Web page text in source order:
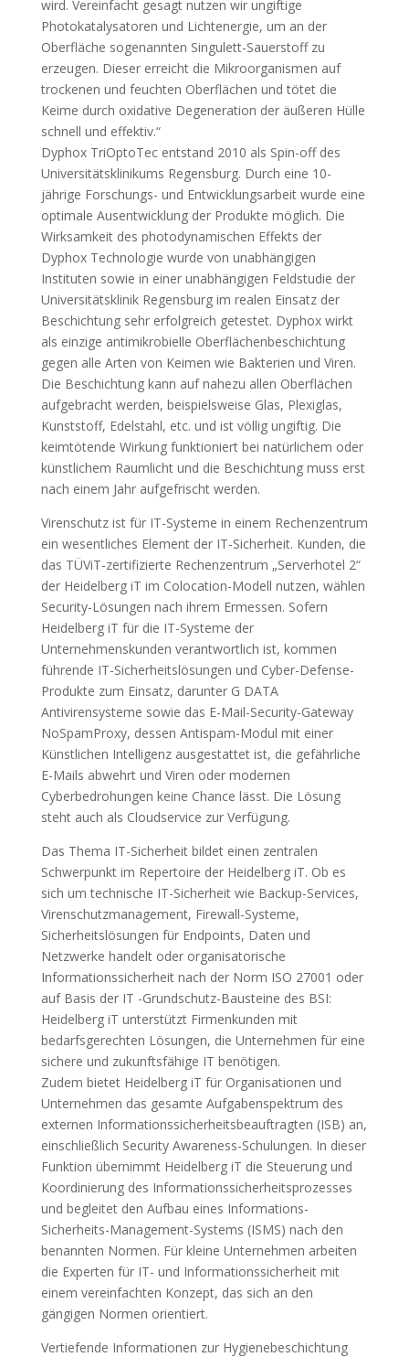
wird. Vereinfacht gesagt nutzen wir ungiftige
Photokatalysatoren und Lichtenergie, um an der
Oberfläche sogenannten Singulett-Sauerstoff zu
erzeugen. Dieser erreicht die Mikroorganismen auf
trockenen und feuchten Oberflächen und tötet die
Keime durch oxidative Degeneration der äußeren Hülle
schnell und effektiv.“
Dyphox TriOptoTec entstand 2010 als Spin-off des
Universitätsklinikums Regensburg. Durch eine 10-
jährige Forschungs- und Entwicklungsarbeit wurde eine
optimale Ausentwicklung der Produkte möglich. Die
Wirksamkeit des photodynamischen Effekts der
Dyphox Technologie wurde von unabhängigen
Instituten sowie in einer unabhängigen Feldstudie der
Universitätsklinik Regensburg im realen Einsatz der
Beschichtung sehr erfolgreich getestet. Dyphox wirkt
als einzige antimikrobielle Oberflächenbeschichtung
gegen alle Arten von Keimen wie Bakterien und Viren.
Die Beschichtung kann auf nahezu allen Oberflächen
aufgebracht werden, beispielsweise Glas, Plexiglas,
Kunststoff, Edelstahl, etc. und ist völlig ungiftig. Die
keimtötende Wirkung funktioniert bei natürlichem oder
künstlichem Raumlicht und die Beschichtung muss erst
nach einem Jahr aufgefrischt werden.
Virenschutz ist für IT-Systeme in einem Rechenzentrum
ein wesentliches Element der IT-Sicherheit. Kunden, die
das TÜViT-zertifizierte Rechenzentrum „Serverhotel 2“
der Heidelberg iT im Colocation-Modell nutzen, wählen
Security-Lösungen nach ihrem Ermessen. Sofern
Heidelberg iT für die IT-Systeme der
Unternehmenskunden verantwortlich ist, kommen
führende IT-Sicherheitslösungen und Cyber-Defense-
Produkte zum Einsatz, darunter G DATA
Antivirensysteme sowie das E-Mail-Security-Gateway
NoSpamProxy, dessen Antispam-Modul mit einer
Künstlichen Intelligenz ausgestattet ist, die gefährliche
E-Mails abwehrt und Viren oder modernen
Cyberbedrohungen keine Chance lässt. Die Lösung
steht auch als Cloudservice zur Verfügung.
Das Thema IT-Sicherheit bildet einen zentralen
Schwerpunkt im Repertoire der Heidelberg iT. Ob es
sich um technische IT-Sicherheit wie Backup-Services,
Virenschutzmanagement, Firewall-Systeme,
Sicherheitslösungen für Endpoints, Daten und
Netzwerke handelt oder organisatorische
Informationssicherheit nach der Norm ISO 27001 oder
auf Basis der IT -Grundschutz-Bausteine des BSI:
Heidelberg iT unterstützt Firmenkunden mit
bedarfsgerechten Lösungen, die Unternehmen für eine
sichere und zukunftsfähige IT benötigen.
Zudem bietet Heidelberg iT für Organisationen und
Unternehmen das gesamte Aufgabenspektrum des
externen Informationssicherheitsbeauftragten (ISB) an,
einschließlich Security Awareness-Schulungen. In dieser
Funktion übernimmt Heidelberg iT die Steuerung und
Koordinierung des Informationssicherheitsprozesses
und begleitet den Aufbau eines Informations-
Sicherheits-Management-Systems (ISMS) nach den
benannten Normen. Für kleine Unternehmen arbeiten
die Experten für IT- und Informationssicherheit mit
einem vereinfachten Konzept, das sich an den
gängigen Normen orientiert.
Vertiefende Informationen zur Hygienebeschichtung